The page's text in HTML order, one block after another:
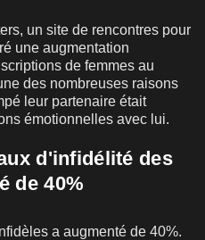
un site de rencontres pour
une augmentation
de femmes au
des nombreuses raisons
leur partenaire était
émotionnelles avec lui.
d'infidélité des
de 40%
a augmenté de 40%.